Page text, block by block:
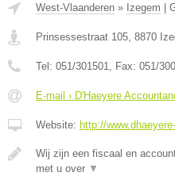
West-Vlaanderen » Izegem
Prinsessestraat 105, 8870
Tel: 051/301501, Fax: 051/
E-mail › D'Haeyere
Website: http://
Wij zijn een fiscaal en
met u over ▼